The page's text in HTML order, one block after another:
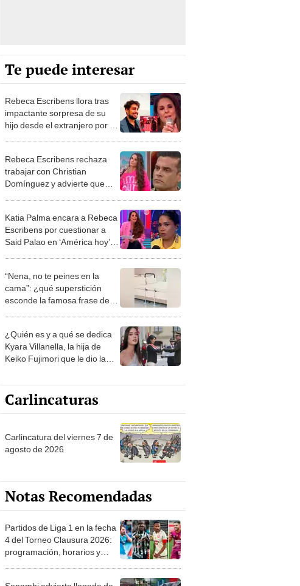
Te puede interesar
Rebeca Escribens llora tras
impactante sorpresa de su
hijo desde el extranjero por el
Rebeca Escribens rechaza
trabajar con Christian
Domínguez y advierte que
Melanie desde hace muchos
años”
Katia Palma encara a Rebeca
Escribens por cuestionar a
Said Palao en ‘América hoy’:
“Nena, no te peines en la
cama”: ¿qué superstición
esconde la famosa frase de
¿Quién es y a qué se dedica
Kyara Villanella, la hija de
Keiko Fujimori que le dio la
Carlincaturas
Carlincatura del viernes 7 de
agosto de 2026
Notas Recomendadas
Partidos de Liga 1 en la fecha
4 del Torneo Clausura 2026:
programación, horarios y